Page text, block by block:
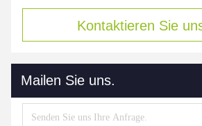
Kontaktieren Sie
Mailen Sie uns.